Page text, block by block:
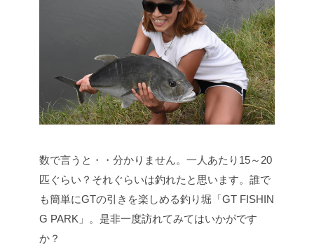
数で言うと・・分かりません。一人あたり15～20
匹ぐらい？それぐらいは釣れたと思います。誰で
も簡単にGTの引きを楽しめる釣り堀「GT FISHIN
G PARK」。是非一度訪れてみてはいかがです
か？